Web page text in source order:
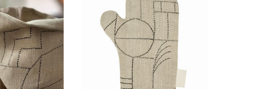
Le motif
(littéralement :
été inspiré par le
d'une maison en
de 104 ans.
Hemp oven mitten "Unien talo. 100%
European hemp. Filling: 100% recycled
textile fibres. Beige/black. Washable 40
degrees.